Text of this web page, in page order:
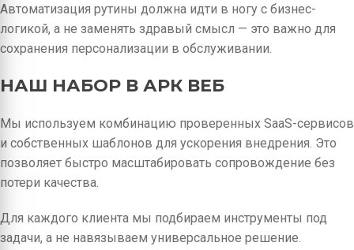
Автоматизация рутины должна идти в ногу с бизнес-
логикой, а не заменять здравый смысл — это важно для
сохранения персонализации в обслуживании.
НАШ НАБОР В АРК ВЕБ
Мы используем комбинацию проверенных SaaS-сервисов
и собственных шаблонов для ускорения внедрения. Это
позволяет быстро масштабировать сопровождение без
потери качества.
Для каждого клиента мы подбираем инструменты под
задачи, а не навязываем универсальное решение.